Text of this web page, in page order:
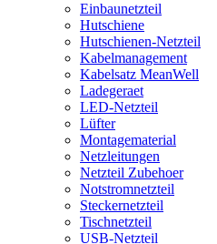
Einbaunetzteil
Hutschiene
Hutschienen-Netzteil
Kabelmanagement
Kabelsatz MeanWell
Ladegeraet
LED-Netzteil
Lüfter
Montagematerial
Netzleitungen
Netzteil Zubehoer
Notstromnetzteil
Steckernetzteil
Tischnetzteil
USB-Netzteil